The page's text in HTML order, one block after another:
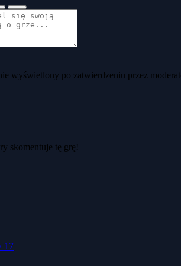
wyświetlony po zatwierdzeniu przez
skomentuje tę grę!
17